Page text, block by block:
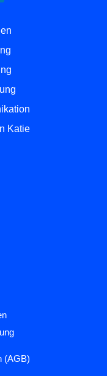
Katie
(AGB)